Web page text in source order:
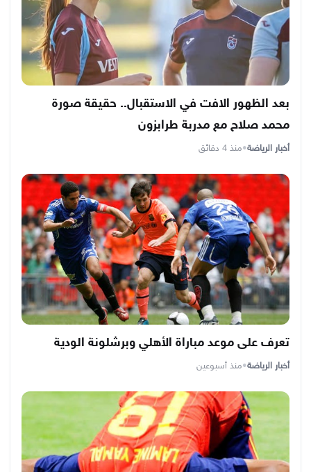
بعد الظهور الافت في الاستقبال.. حقيقة صورة
محمد صلاح مع مدربة طرابزون
أخبار الرياضة•منذ 4 دقائق
تعرف على موعد مباراة الأهلي وبرشلونة الودية
أخبار الرياضة•منذ أسبوعين